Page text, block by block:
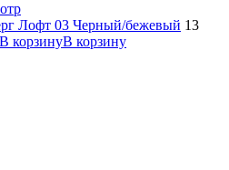
Лофт 03 Черный/бежевый 13
В корзину